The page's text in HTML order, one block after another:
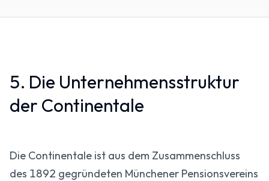
5. Die Unternehmensstruktur
der Continentale
Die Continentale ist aus dem Zusammenschluss
des 1892 gegründeten Münchener Pensionsvereins